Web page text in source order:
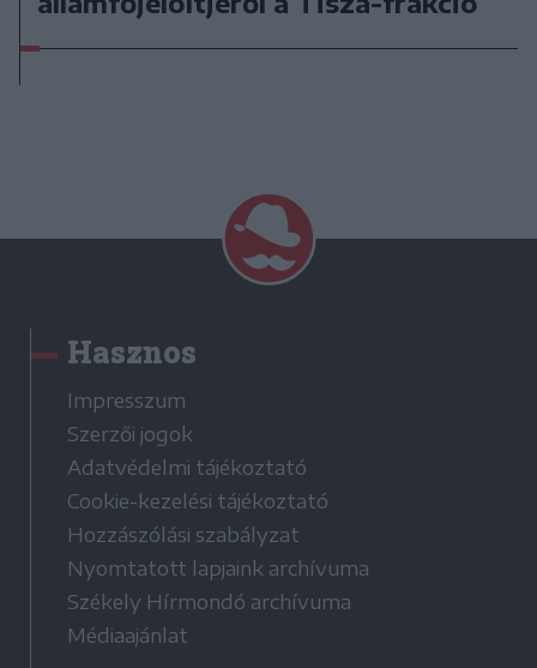
Hasznos
Impresszum
Szerzői jogok
Adatvédelmi tájékoztató
Cookie-kezelési tájékoztató
Hozzászólási szabályzat
Nyomtatott lapjaink archívuma
Székely Hírmondó archívuma
Médiaajánlat